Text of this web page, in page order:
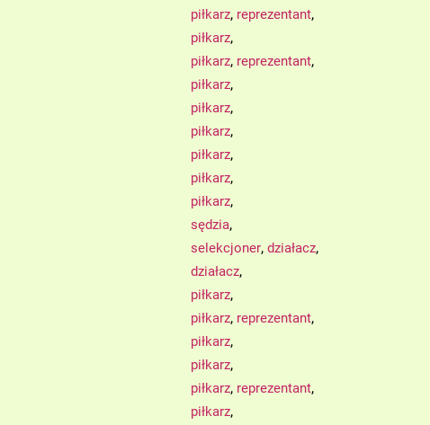
piłkarz, reprezentant,
piłkarz,
piłkarz, reprezentant,
piłkarz,
piłkarz,
piłkarz,
piłkarz,
piłkarz,
piłkarz,
sędzia,
selekcjoner, działacz,
działacz,
piłkarz,
piłkarz, reprezentant,
piłkarz,
piłkarz,
piłkarz, reprezentant,
piłkarz,